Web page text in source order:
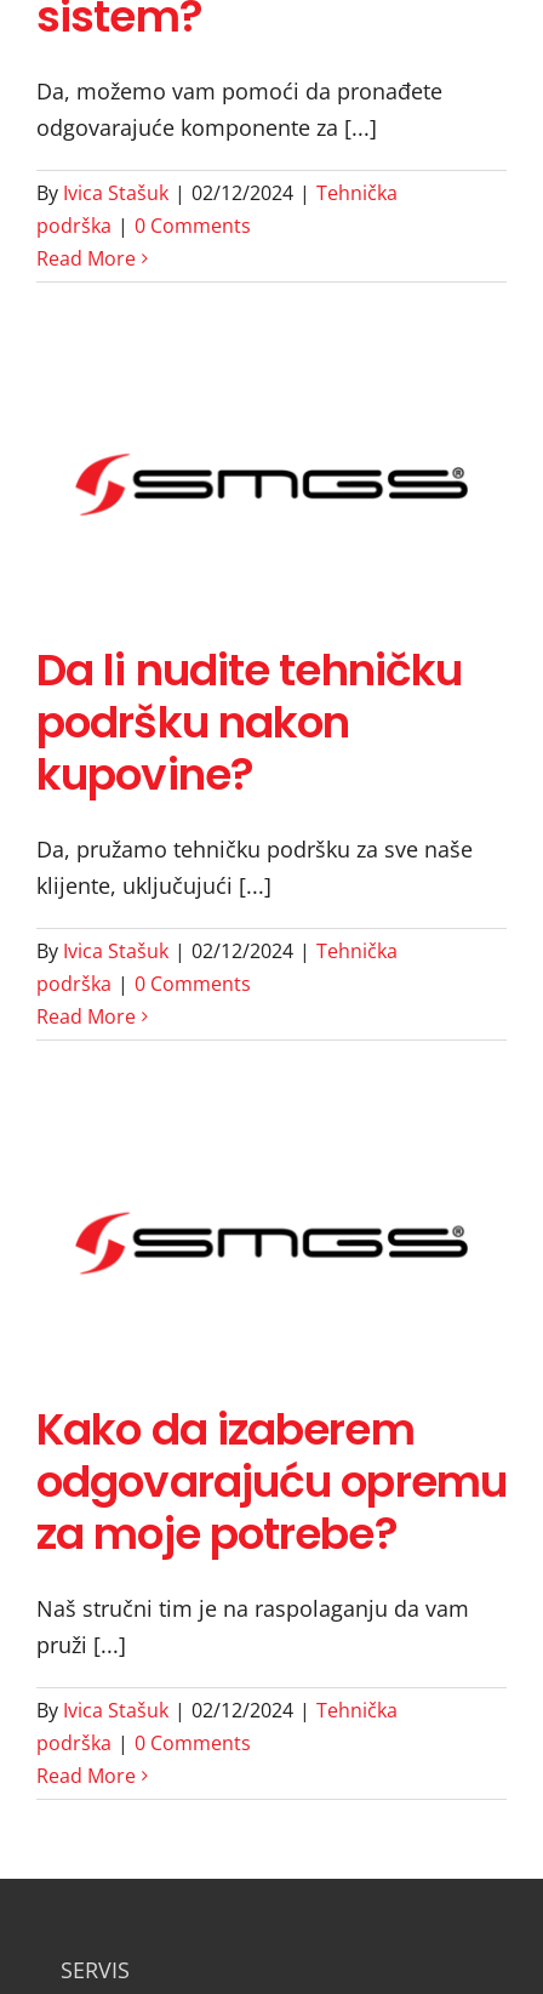
sistem?
Da, možemo vam pomoći da pronađete
odgovarajuće komponente za [...]
By Ivica Stašuk | 02/12/2024 | Tehnička
podrška | 0 Comments
Read More
Da li nudite tehničku
podršku nakon
kupovine?
Da li nudite tehničku
podršku nakon
kupovine?
Da, pružamo tehničku podršku za sve naše
klijente, uključujući [...]
By Ivica Stašuk | 02/12/2024 | Tehnička
podrška | 0 Comments
Read More
Kako da izaberem
odgovarajuću opremu
za moje potrebe?
Kako da izaberem
odgovarajuću opremu
za moje potrebe?
Naš stručni tim je na raspolaganju da vam
pruži [...]
By Ivica Stašuk | 02/12/2024 | Tehnička
podrška | 0 Comments
Read More
SERVIS